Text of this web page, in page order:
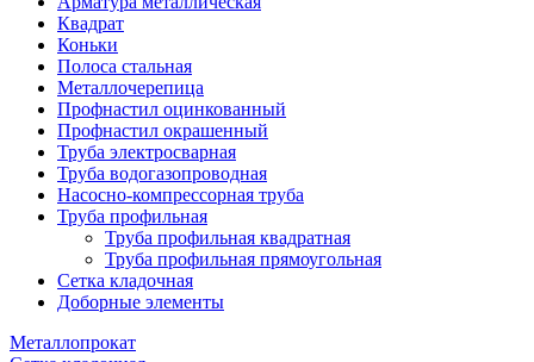
Квадрат
Коньки
Полоса стальная
Металлочерепица
Профнастил оцинкованный
Профнастил окрашенный
Труба электросварная
Труба водогазопроводная
Насосно-компрессорная труба
Труба профильная
Труба профильная квадратная
Труба профильная прямоугольная
Сетка кладочная
Доборные элементы
Металлопрокат